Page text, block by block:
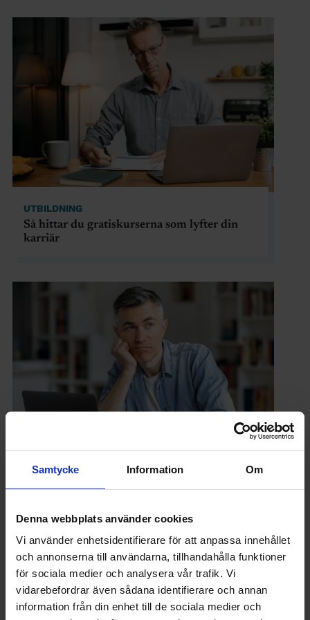
Samtycke Information Om
Denna webbplats använder cookies
Vi använder enhetsidentifierare för att anpassa innehållet
och annonserna till användarna, tillhandahålla funktioner
för sociala medier och analysera vår trafik. Vi
vidarebefordrar även sådana identifierare och annan
information från din enhet till de sociala medier och
UTBILDNING
Så hittar du gratiskurserna som lyfter din
karriär
JOBB & UTVECKLING
Överkvalificerad för jobbet? Det kan påverka